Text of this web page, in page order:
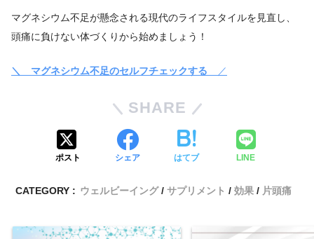
マグネシウム不足が懸念される現代のライフスタイルを見直し、
頭痛に負けない体づくりから始めましょう！
＼ マグネシウム不足のセルフチェックする ／
SHARE
ポスト シェア はてブ LINE
CATEGORY : ウェルビーイング サプリメント 効果 片頭痛